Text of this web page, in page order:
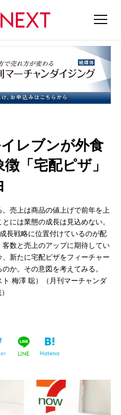
レブンが外食
「宅配ピザ」
売上は商品の値上げで前年を上
には業態の成長は見込めない。
長戦略に位置付けているのが配
数と売上のアップに期待してい
新たに宅配ピザをフィーチャー
か。その意図を考えてみる。
ト 梅澤 聡）（月刊マーチャンダ